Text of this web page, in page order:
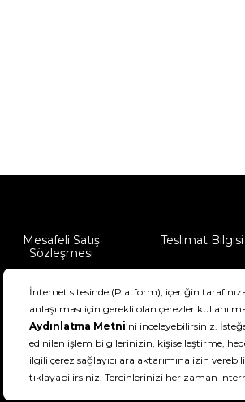
Mesafeli Satış
Sözleşmesi
Teslimat Bilgisi
DeFactoFIT ©️